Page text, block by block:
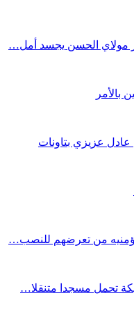
مولاي الحسن يجسد أمل…
بالأمر
عادل عزيزي بتاونات
من تعرضهم للنصب…
تحمل مسجدا متنقلا…